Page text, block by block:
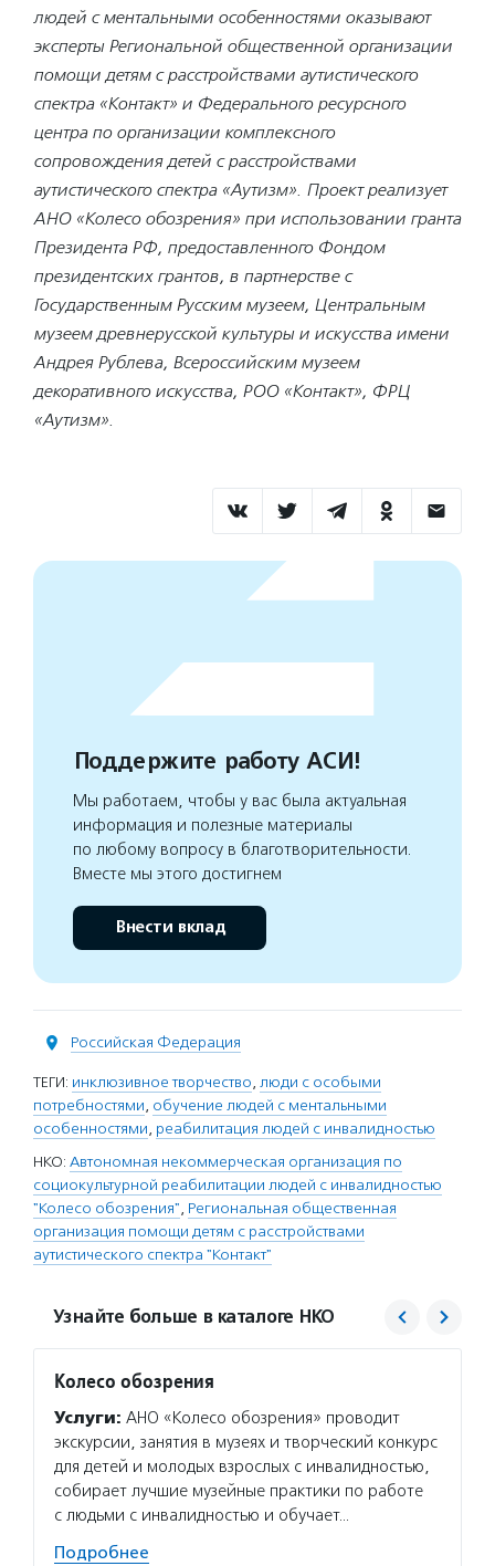
людей с ментальными особенностями оказывают
эксперты Региональной общественной организации
помощи детям с расстройствами аутистического
спектра «Контакт» и Федерального ресурсного
центра по организации комплексного
сопровождения детей с расстройствами
аутистического спектра «Аутизм». Проект реализует
АНО «Колесо обозрения» при использовании гранта
Президента РФ, предоставленного Фондом
президентских грантов, в партнерстве с
Государственным Русским музеем, Центральным
музеем древнерусской культуры и искусства имени
Андрея Рублева, Всероссийским музеем
декоративного искусства, РОО «Контакт», ФРЦ
«Аутизм».
Поддержите работу АСИ!
Мы работаем, чтобы у вас была актуальная
информация и полезные материалы
по любому вопросу в благотворительности.
Вместе мы этого достигнем
Внести вклад
Российская Федерация
ТЕГИ: инклюзивное творчество, люди с особыми
потребностями, обучение людей с ментальными
особенностями, реабилитация людей с инвалидностью
НКО: Автономная некоммерческая организация по
социокультурной реабилитации людей с инвалидностью
"Колесо обозрения", Региональная общественная
организация помощи детям с расстройствами
аутистического спектра "Контакт"
Узнайте больше в каталоге НКО
Колесо обозрения
Услуги: АНО «Колесо обозрения» проводит
экскурсии, занятия в музеях и творческий конкурс
для детей и молодых взрослых с инвалидностью,
собирает лучшие музейные практики по работе
с людьми с инвалидностью и обучает…
Подробнее